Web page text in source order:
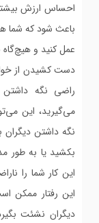
احساس ارزش
باعث شود که شما
عمل کنید و
دست کشیدن از
راضی نگه داشتن
می‌گیرید، این
نگه داشتن
بکشید یا به طور
این کار شما را
این رفتار ممکن
دیگران نشئت